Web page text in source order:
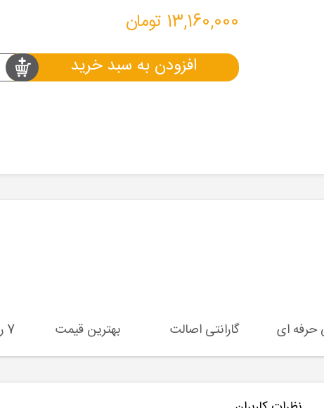
13,160,000 تومان
افزودن به سبد خرید
حرفه ای گارانتی اصالت بهترین قیمت 7 روز بازگشت کالا